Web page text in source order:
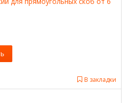
В закладки